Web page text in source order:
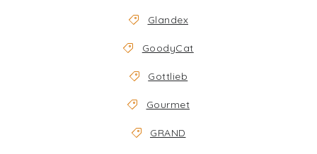
Glandex
GoodyCat
Gottlieb
Gourmet
GRAND